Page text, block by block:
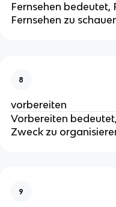
Fernsehen
Fernsehen zu
8
vorbereiten
Vorbereiten
Zweck zu
9